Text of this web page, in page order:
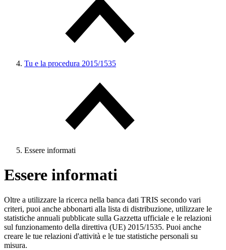
Tu e la procedura 2015/1535
Essere informati
Essere informati
Oltre a utilizzare la ricerca nella banca dati TRIS secondo vari
criteri, puoi anche abbonarti alla lista di distribuzione, utilizzare le
statistiche annuali pubblicate sulla Gazzetta ufficiale e le relazioni
sul funzionamento della direttiva (UE) 2015/1535. Puoi anche
creare le tue relazioni d'attività e le tue statistiche personali su
misura.